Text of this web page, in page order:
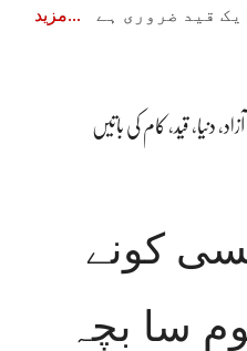
قید ضروری ہے
مزید
آزاد، دنیا، قید ، کام کی باتیں
کونے
سا بچہ